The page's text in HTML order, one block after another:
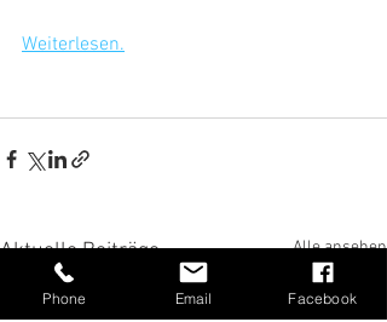
Weiterlesen.
Aktuelle Beiträge Alle ansehen
Phone Email Facebook